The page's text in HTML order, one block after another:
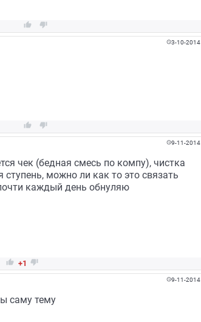
 
3-10-2014
 
9-11-2014
чек (бедная смесь по компу), чистка
можно ли как то это связать
каждый день обнуляю
 +1 
9-11-2014
саму тему